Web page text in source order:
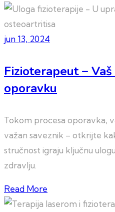
jun 13, 2024
Fizioterapeut –
oporavku
Tokom procesa oporavka,
važan saveznik – otkrijte
stručnost igraju ključnu
zdravlju.
Read More